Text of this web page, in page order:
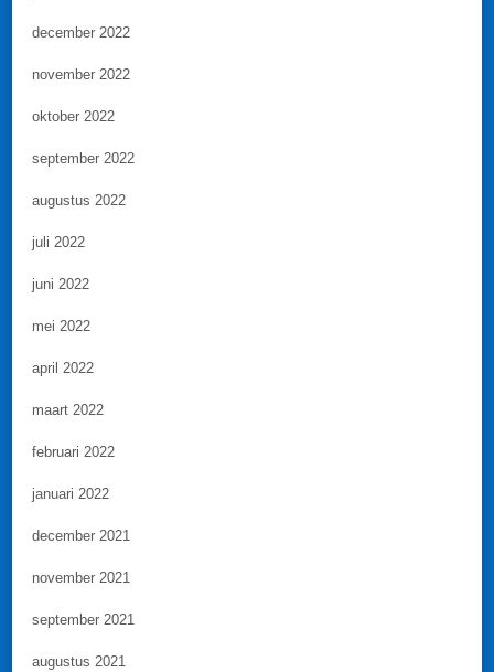
december 2022
november 2022
oktober 2022
september 2022
augustus 2022
juli 2022
juni 2022
mei 2022
april 2022
maart 2022
februari 2022
januari 2022
december 2021
november 2021
september 2021
augustus 2021